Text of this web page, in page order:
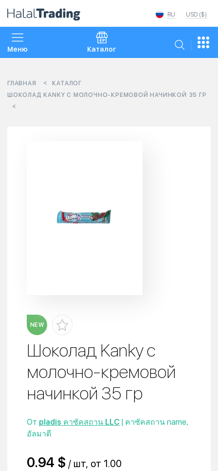
USD ($)
RU
Меню Каталог
ГЛАВНАЯ
КАТАЛОГ
ШОКОЛАД KANKY С МОЛОЧНО-КРЕМОВОЙ НАЧИНКОЙ 35 ГР
NEW
Шоколад Kanky с
молочно-кремовой
начинкой 35 гр
От pladis คาซัคสถาน LLC | คาซัคสถาน name,
อัลมาตี
0.94 $ / шт, от 1.00